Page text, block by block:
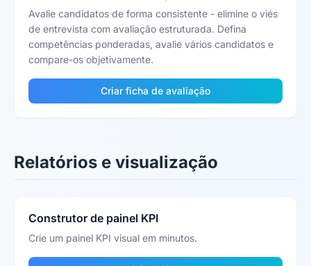
Avalie candidatos de forma consistente - elimine o viés
de entrevista com avaliação estruturada. Defina
competências ponderadas, avalie vários candidatos e
compare-os objetivamente.
Criar ficha de avaliação
Relatórios e visualização
Construtor de painel KPI
Crie um painel KPI visual em minutos.